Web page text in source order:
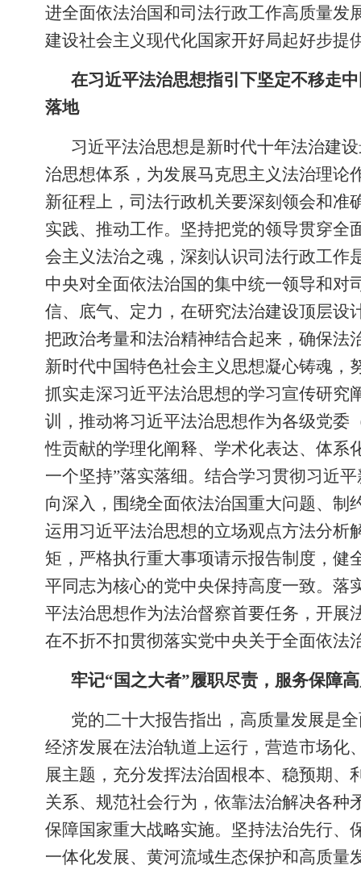
进全面依法治国和司法行政工作高质量发
建设社会主义现代化国家开好局起好步提
在习近平法治思想指引下坚定不移走
落地
习近平法治思想是新时代十年法治建
治思想体系，为发展马克思主义法治理论
新征程上，司法行政机关要深刻领会和准
实践、推动工作。坚持把党的领导贯穿全
会主义法治之魂，深刻认识司法行政工作
中央对全面依法治国的集中统一领导和对
信、底气、定力，在研究法治建设顶层设
把政治考量和法治精神结合起来，确保法
新时代中国特色社会主义思想凝心铸魂，
抓实走深习近平法治思想的学习宣传研究
训，推动将习近平法治思想作为各级党委
性贡献的学理化阐释、学术化表达、体系
一个坚持”落实落细。结合学习贯彻习近
向深入，围绕全面依法治国重大问题、制
运用习近平法治思想的立场观点方法分析
矩，严格执行重大事项请示报告制度，健
平同志为核心的党中央保持高度一致。落
平法治思想作为法治督察首要任务，开展
在不折不扣贯彻落实党中央关于全面依法
牢记“国之大者”履职尽责，服务保障
党的二十大报告指出，高质量发展是
经济发展在法治轨道上运行，营造市场化
展主题，充分发挥法治固根本、稳预期
关系、规范社会行为，依靠法治解决各种
保障国家重大战略实施。坚持法治先行、
一体化发展、黄河流域生态保护和高质量